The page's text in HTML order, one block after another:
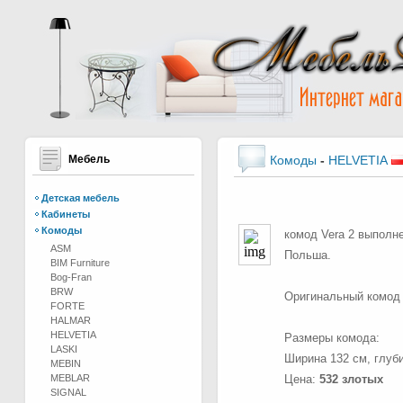
Мебель
Детская мебель
Кабинеты
Комоды
ASM
BIM Furniture
Bog-Fran
BRW
FORTE
HALMAR
HELVETIA
LASKI
MEBIN
MEBLAR
SIGNAL
Комоды - HELVETIA
комод Vera 2
Польша.
Оригинальный комод
Размеры комода:
Ширина 132 см,
Цена: 532 злотых